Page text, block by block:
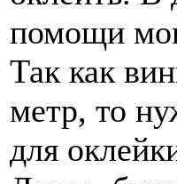
помощи
Так как
метр, то
для